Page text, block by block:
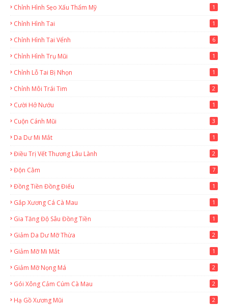
Chỉnh Hình Sẹo Xấu Thẩm Mỹ 1
Chỉnh Hình Tai 1
Chỉnh Hình Tai Vểnh 6
Chỉnh Hình Trụ Mũi 1
Chỉnh Lỗ Tai Bị Nhọn 1
Chỉnh Môi Trái Tim 2
Cười Hở Nướu 1
Cuộn Cánh Mũi 3
Da Dư Mi Mắt 1
Điều Trị Vết Thương Lâu Lành 2
Độn Cằm 7
Đồng Tiền Đồng Điếu 1
Gắp Xương Cá Cà Mau 1
Gia Tăng Độ Sâu Đồng Tiền 1
Giảm Da Dư Mỡ Thừa 2
Giảm Mỡ Mi Mắt 1
Giảm Mỡ Nọng Má 2
Gói Xông Cảm Cúm Cà Mau 2
Hạ Gồ Xương Mũi 2